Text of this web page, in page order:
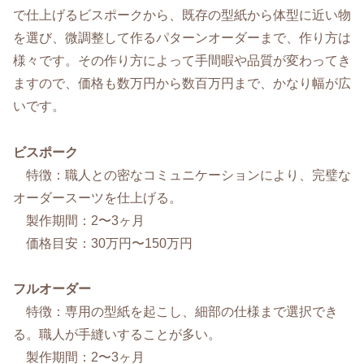
で仕上げるビスポークから、既存の型紙から体型に近い物
を選び、微調整して作るパターンオーダーまで、作り方は
様々です。その作り方によって手間暇や品質が変わってき
ますので、価格も数万円から数百万円まで、かなり幅が広
いです。
ビスポーク
特徴：職人との密なコミュニケーションにより、完璧な
オーダースーツを仕上げる。
製作期間：2〜3ヶ月
価格目安：30万円〜150万円
フルオーダー
特徴：専用の型紙を起こし、細部の仕様まで選択でき
る。職人が手縫いすることが多い。
製作期間：2〜3ヶ月